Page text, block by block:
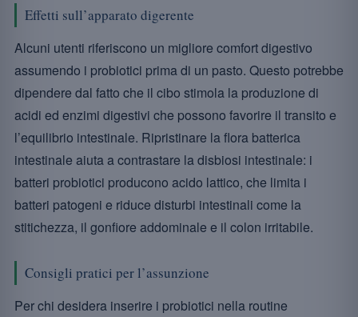
Effetti sull’apparato digerente
Alcuni utenti riferiscono un migliore comfort digestivo
assumendo i probiotici prima di un pasto. Questo potrebbe
dipendere dal fatto che il cibo stimola la produzione di
acidi ed enzimi digestivi che possono favorire il transito e
l’equilibrio intestinale. Ripristinare la flora batterica
intestinale aiuta a contrastare la disbiosi intestinale: i
batteri probiotici producono acido lattico, che limita i
batteri patogeni e riduce disturbi intestinali come la
stitichezza, il gonfiore addominale e il colon irritabile.
Consigli pratici per l’assunzione
Per chi desidera inserire i probiotici nella routine